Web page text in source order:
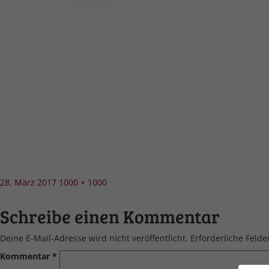
Veröffentlicht
28. März 2017 Volle
1000 × 1000
Schreibe einen Kommentar
Deine E-Mail-Adresse wird nicht veröffentlicht. Erforderliche
Kommentar *